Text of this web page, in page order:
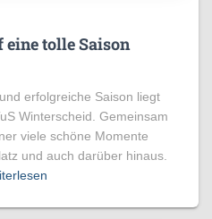
tolle Saison
erfolgreiche Saison liegt
Winterscheid. Gemeinsam
viele schöne Momente
und auch darüber hinaus.